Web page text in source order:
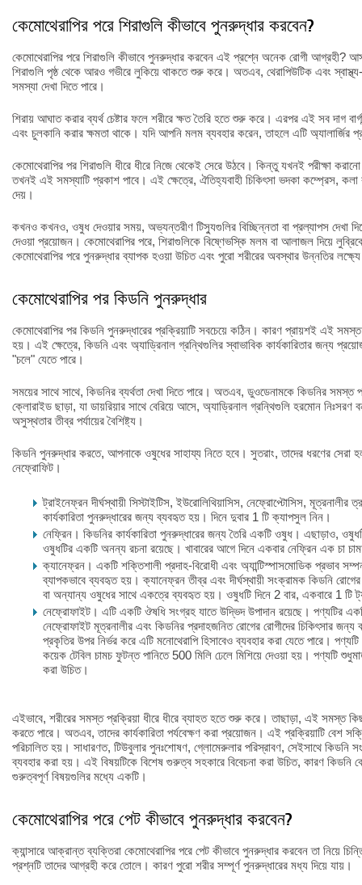
কেমোথেরাপির পরে শিরাগুলি কীভাবে পুনরুদ্ধার করবেন?
কেমোথেরাপির পরে শিরাগুলি কীভাবে পুনরুদ্ধার করবেন এই প্রশ্নে অনেক রোগী আগ্রহী?
শিরাগুলি পৃষ্ঠ থেকে আরও গভীরে লুকিয়ে থাকতে শুরু করে। অতএব, থেরাপিউটিক এবং
সমস্যা দেখা দিতে পারে।
শিরায় আঘাত করার ব্যর্থ চেষ্টার ফলে শরীরে ক্ষত তৈরি হতে শুরু করে। এরপর এই সব দাগ
এবং চুলকানি করার ক্ষমতা থাকে। যদি আপনি মলম ব্যবহার করেন, তাহলে এটি অ্যালার্জির
কেমোথেরাপির পর শিরাগুলি ধীরে ধীরে নিজে থেকেই সেরে উঠবে। কিন্তু যখনই পরীক্ষা
তখনই এই সমস্যাটি প্রকাশ পাবে। এই ক্ষেত্রে, ঐতিহ্যবাহী চিকিৎসা ভদকা কম্প্রেস, কলা
দেয়।
কখনও কখনও, ওষুধ দেওয়ার সময়, অভ্যন্তরীণ টিস্যুগুলির বিচ্ছিন্নতা বা প্রল্যাপস দেখা
দেওয়া প্রয়োজন। কেমোথেরাপির পরে, শিরাগুলিকে বিষ্ণেভস্কি মলম বা আলাজল দিয়ে
কেমোথেরাপির পরে পুনরুদ্ধার ব্যাপক হওয়া উচিত এবং পুরো শরীরের অবস্থার উন্নতির
কেমোথেরাপির পর কিডনি পুনরুদ্ধার
কেমোথেরাপির পর কিডনি পুনরুদ্ধারের প্রক্রিয়াটি সবচেয়ে কঠিন। কারণ প্রায়শই এই সমস্ত
হয়। এই ক্ষেত্রে, কিডনি এবং অ্যাড্রিনাল গ্রন্থিগুলির স্বাভাবিক কার্যকারিতার জন্য
"চলে" যেতে পারে।
সময়ের সাথে সাথে, কিডনির ব্যর্থতা দেখা দিতে পারে। অতএব, ডুওডেনামকে কিডনির
ক্লোরাইড ছাড়া, যা ডায়রিয়ার সাথে বেরিয়ে আসে, অ্যাড্রিনাল গ্রন্থিগুলি হরমোন
অসুস্থতার তীব্র পর্যায়ের বৈশিষ্ট্য।
কিডনি পুনরুদ্ধার করতে, আপনাকে ওষুধের সাহায্য নিতে হবে। সুতরাং, তাদের ধরণের সেরা
নেফ্রোফিট।
ট্রাইনেফ্রন দীর্ঘস্থায়ী সিস্টাইটিস, ইউরোলিথিয়াসিস, নেফ্রোপ্টোসিস, মূত্রনালীর
কার্যকারিতা পুনরুদ্ধারের জন্য ব্যবহৃত হয়। দিনে দুবার 1 টি ক্যাপসুল নিন।
নেফ্রিন। কিডনির কার্যকারিতা পুনরুদ্ধারের জন্য তৈরি একটি ওষুধ। এছাড়াও,
ওষুধটির একটি অনন্য রচনা রয়েছে। খাবারের আগে দিনে একবার নেফ্রিন এক চা
ক্যানেফ্রন। একটি শক্তিশালী প্রদাহ-বিরোধী এবং অ্যান্টিস্পাসমোডিক প্রভাব
ব্যাপকভাবে ব্যবহৃত হয়। ক্যানেফ্রন তীব্র এবং দীর্ঘস্থায়ী সংক্রামক কিডনি
বা অন্যান্য ওষুধের সাথে একত্রে ব্যবহৃত হয়। ওষুধটি দিনে 2 বার, একবারে 1 টি
নেফ্রোফাইট। এটি একটি ঔষধি সংগ্রহ যাতে উদ্ভিদ উপাদান রয়েছে। পণ্যটির
নেফ্রোফাইট মূত্রনালীর এবং কিডনির প্রদাহজনিত রোগের রোগীদের চিকিৎসার
প্রকৃতির উপর নির্ভর করে এটি মনোথেরাপি হিসাবেও ব্যবহার করা যেতে পারে। পণ্যটি
কয়েক টেবিল চামচ ফুটন্ত পানিতে 500 মিলি ঢেলে মিশিয়ে দেওয়া হয়। পণ্যটি
করা উচিত।
এইভাবে, শরীরের সমস্ত প্রক্রিয়া ধীরে ধীরে ব্যাহত হতে শুরু করে। তাছাড়া, এই সমস্ত কিছু
করতে পারে। অতএব, তাদের কার্যকারিতা পর্যবেক্ষণ করা প্রয়োজন। এই প্রক্রিয়াটি বেশ
পরিচালিত হয়। সাধারণত, টিউবুলার পুনঃশোষণ, গ্লোমেরুলার পরিস্রাবণ, সেইসাথে কিডনি
ব্যবহার করা হয়। এই বিষয়টিকে বিশেষ গুরুত্ব সহকারে বিবেচনা করা উচিত, কারণ কিডনি
গুরুত্বপূর্ণ বিষয়গুলির মধ্যে একটি।
কেমোথেরাপির পরে পেট কীভাবে পুনরুদ্ধার করবেন?
ক্যান্সারে আক্রান্ত ব্যক্তিরা কেমোথেরাপির পরে পেট কীভাবে পুনরুদ্ধার করবেন তা নিয়ে
প্রশ্নটি তাদের আগ্রহী করে তোলে। কারণ পুরো শরীর সম্পূর্ণ পুনরুদ্ধারের মধ্য দিয়ে যায়।